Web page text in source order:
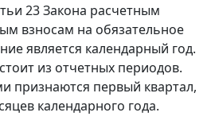
23Закона расчетным
взносам на обязательное
является календарный год.
из отчетных периодов.
признаются первый квартал,
календарного года.